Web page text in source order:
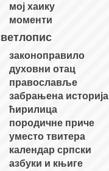
рочин
клуба
мој хаику
моменти
законоправило
духовни отац
православље
забрањена историја
ћирилица
породичне приче
уместо твитера
календар српски
азбуки и књиге